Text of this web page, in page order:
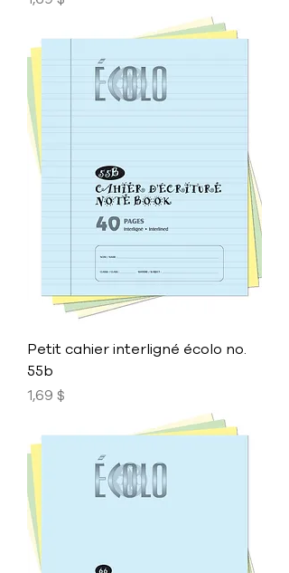
Petit cahier interligné écolo no.
55b
Prix
1,69 $